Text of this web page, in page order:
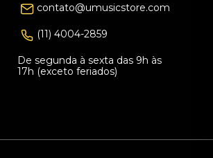
contato@umusicstore.com
(11) 4004-2859
De segunda à sexta das 9h às
17h (exceto feriados)